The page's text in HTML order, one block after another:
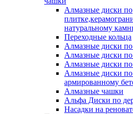
Алмазные диски по
натуральному
Переходные кольца
Алмазные диски по
Алмазные диски по
Алмазные диски
Алмазные диски
армированному
Алмазные чашки
Альфа Диски по
Насадки на